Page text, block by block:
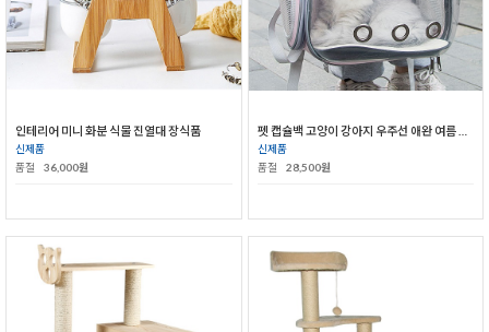
인테리어 미니 화분 식물 진열대 장식품
신제품
품절
36,000원
신제품
품절
28,500원